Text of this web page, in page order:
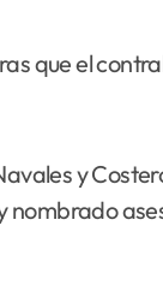
que el
y
nombrado